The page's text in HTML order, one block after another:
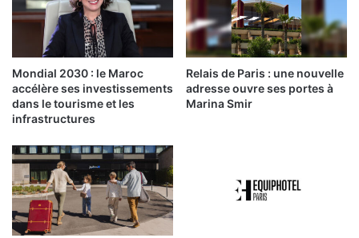
Mondial 2030 : le Maroc
accélère ses investissements
dans le tourisme et les
infrastructures
Relais de Paris : une nouvelle
adresse ouvre ses portes à
Marina Smir